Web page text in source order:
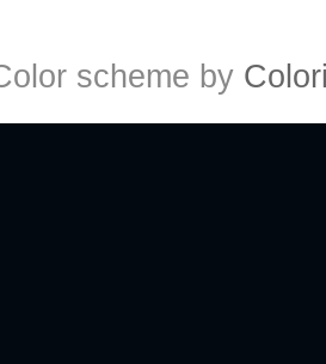
! Je me fais un petit après
scheme by